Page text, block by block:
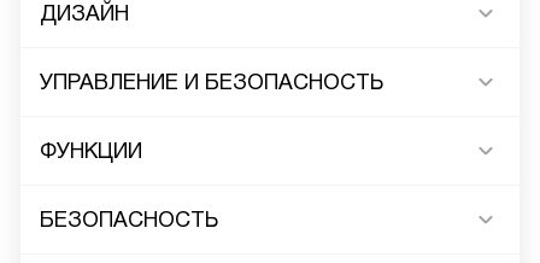
ДИЗАЙН
УПРАВЛЕНИЕ И БЕЗОПАСНОСТЬ
ФУНКЦИИ
БЕЗОПАСНОСТЬ